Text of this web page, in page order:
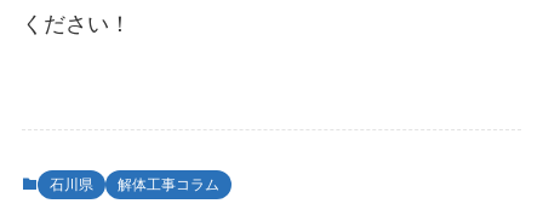
ください！
石川県 解体工事コラム